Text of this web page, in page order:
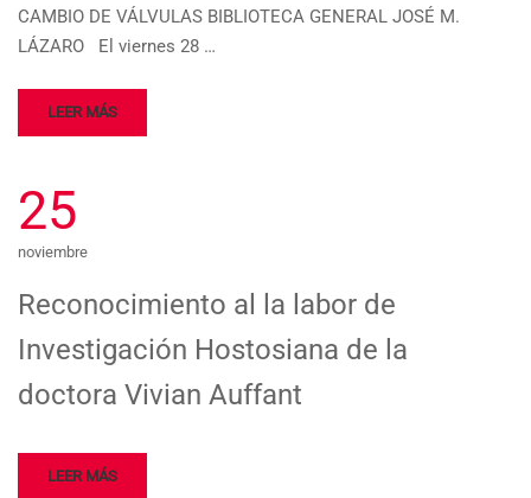
CAMBIO DE VÁLVULAS BIBLIOTECA GENERAL JOSÉ M.
LÁZARO El viernes 28 …
LEER MÁS
25
noviembre
Reconocimiento al la labor de
Investigación Hostosiana de la
doctora Vivian Auffant
LEER MÁS